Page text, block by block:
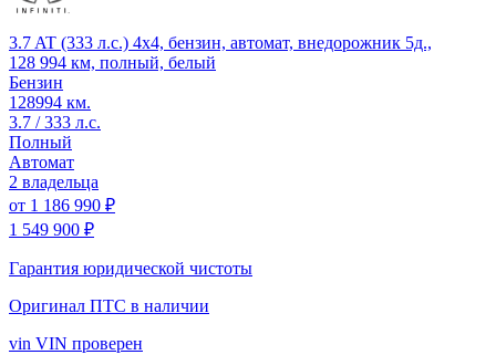
3.7 AT (333 л.с.) 4x4, бензин, автомат, внедорожник 5д.,
128 994 км, полный, белый
Бензин
128994 км.
3.7 / 333 л.с.
Полный
Автомат
2 владельца
от 1 186 990 ₽
1 549 900 ₽
Гарантия юридической чистоты
Оригинал ПТС в наличии
vin VIN проверен